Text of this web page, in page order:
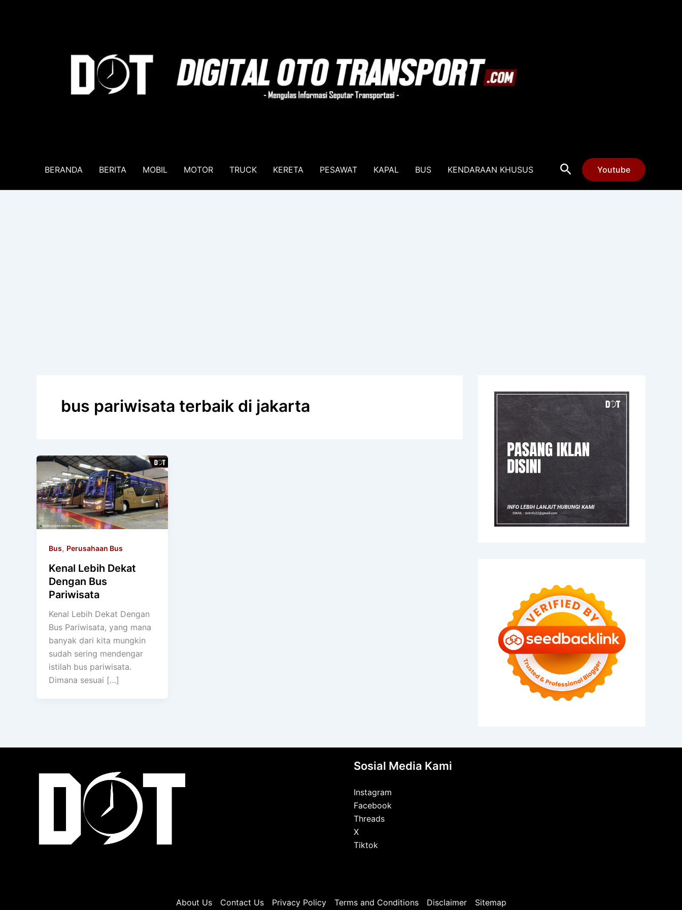
BERANDA BERITA MOBIL MOTOR TRUCK KERETA PESAWAT KAPAL BUS KENDARAAN KHUSUS Cari Youtube
bus pariwisata terbaik di jakarta
Bus, Perusahaan Bus
Kenal Lebih Dekat
Dengan Bus
Pariwisata
Kenal Lebih Dekat Dengan
Bus Pariwisata, yang mana
banyak dari kita mungkin
sudah sering mendengar
istilah bus pariwisata.
Dimana sesuai […]
Sosial Media Kami
Instagram
Facebook
Threads
X
Tiktok
About Us Contact Us Privacy Policy Terms and Conditions Disclaimer Sitemap